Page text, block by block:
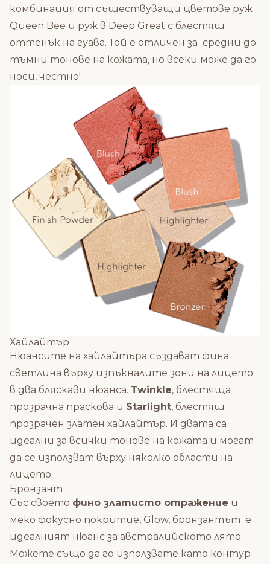
комбинация от съществуващи цветове руж
Queen Bee и руж в Deep Great с блестящ
оттенък на гуава. Той е отличен за средни до
тъмни тонове на кожата, но всеки може да го
носи, честно!
Хайлайтър
Нюансите на хайлайтъра създават фина
светлина върху изпъкналите зони на лицето
в два бляскави нюанса. Twinkle, блестяща
прозрачна праскова и Starlight, блестящ
прозрачен златен хайлайтър. И двата са
идеални за всички тонове на кожата и могат
да се използват върху няколко области на
лицето.
Бронзант
Със своето фино златисто отражение и
меко фокусно покритие, Glow, бронзантът е
идеалният нюанс за австралийското лято.
Можете също да го използвате като контур